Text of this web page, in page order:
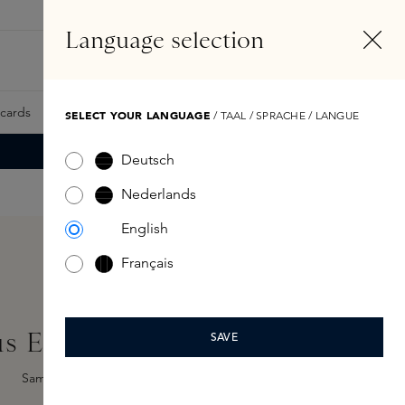
Samples Skins Exclusives Skins Boxen
Eau de Parfum 100ml
Sample toevoegen
Language selection
SELECT YOUR LANGUAGE / TAAL / SPRACHE / LANGUE
Deutsch
Nederlands
English
Français
SAVE